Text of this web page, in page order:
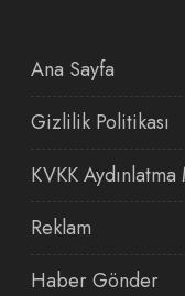
Ana Sayfa
Gizlilik Politikası
KVKK
Reklam
Haber Gönder